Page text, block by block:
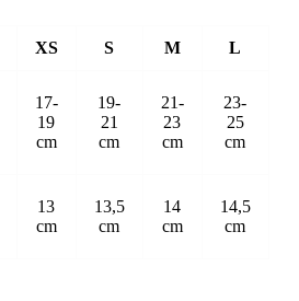
XS S M L
17-
19
cm
19-
21
cm
21-
23
cm
23-
25
cm
13
cm
13,5
cm
14
cm
14,5
cm